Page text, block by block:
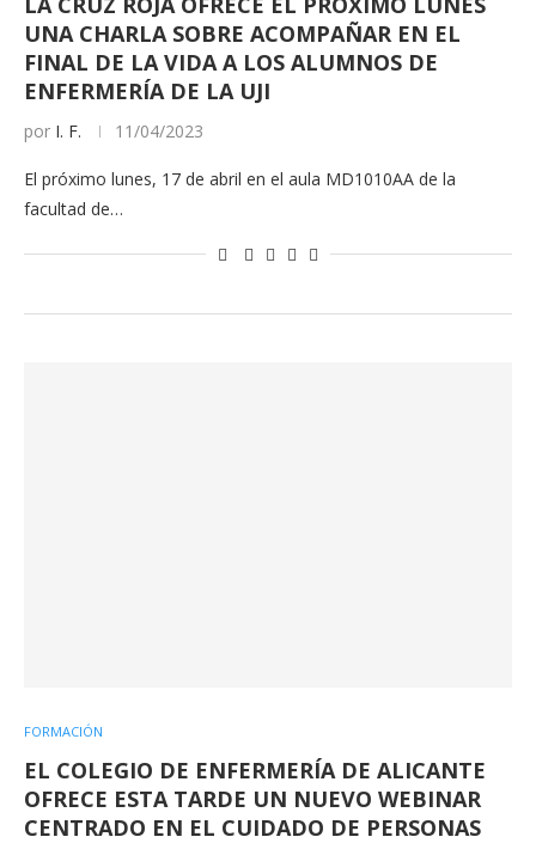
UNA CHARLA SOBRE ACOMPAÑAR EN EL
FINAL DE LA VIDA A LOS ALUMNOS DE
ENFERMERÍA DE LA UJI
por I. F. 11/04/2023
El próximo lunes, 17 de abril en el aula MD1010AA de la
facultad de…
FORMACIÓN
EL COLEGIO DE ENFERMERÍA DE ALICANTE
OFRECE ESTA TARDE UN NUEVO WEBINAR
CENTRADO EN EL CUIDADO DE PERSONAS